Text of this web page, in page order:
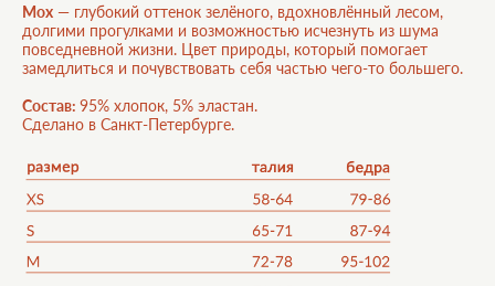
Мох — глубокий оттенок зелёного, вдохновлённый лесом,
долгими прогулками и возможностью исчезнуть из шума
повседневной жизни. Цвет природы, который помогает
замедлиться и почувствовать себя частью чего-то большего.
Состав: 95% хлопок, 5% эластан.
Сделано в Санкт-Петербурге.